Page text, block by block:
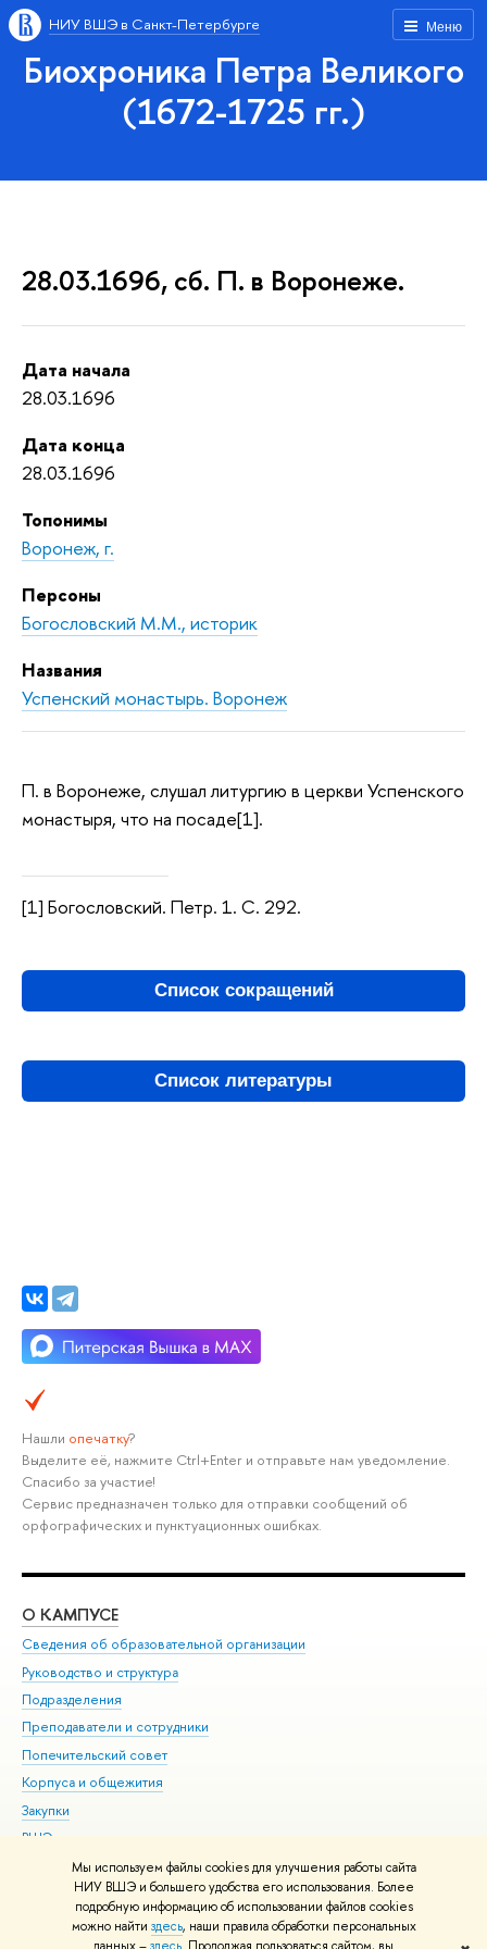
Мы используем файлы cookies для улучшения работы сайта
НИУ ВШЭ и большего удобства его использования. Более
подробную информацию об использовании файлов cookies
можно найти здесь, наши правила обработки персональных
Меню
НИУ ВШЭ в Санкт-Петербурге
Биохроника Петра Великого
(1672-1725 гг.)
28.03.1696, сб. П. в Воронеже.
Дата начала
28.03.1696
Дата конца
28.03.1696
Топонимы
Воронеж, г.
Персоны
Богословский М.М., историк
Названия
Успенский монастырь. Воронеж
П. в Воронеже, слушал литургию в церкви Успенского
монастыря, что на посаде[1].
[1] Богословский. Петр. 1. С. 292.
Список сокращений
Список литературы
Нашли опечатку?
Выделите её, нажмите Ctrl+Enter и отправьте нам уведомление.
Спасибо за участие!
Сервис предназначен только для отправки сообщений об
орфографических и пунктуационных ошибках.
О КАМПУСЕ
Сведения об образовательной организации
Руководство и структура
Подразделения
Преподаватели и сотрудники
Попечительский совет
Корпуса и общежития
Закупки
ВШЭ для студентов с ограниченными возможностями
здоровья и инвалидностью
Версия для слабовидящих
Единая платежная страница